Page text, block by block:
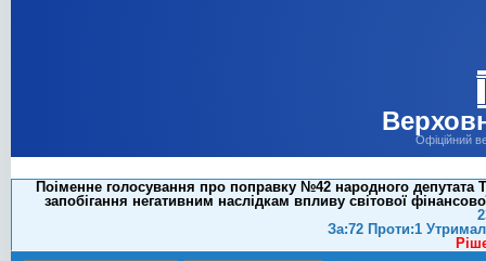
Офіційний
Поіменне голосування про поправку №42 народного депутата
запобігання негативним наслідкам впливу світової
За:72 Проти:1